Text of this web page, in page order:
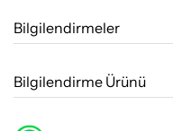
Bilgilendirmeler
Bilgilendirme Ürünü